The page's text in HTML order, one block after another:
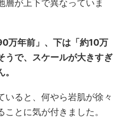
層が上下で異なっていま
万年前」、下は「約10万
うで、スケールが大きすぎ
いると、何やら岩肌が徐々
とに気が付きました。